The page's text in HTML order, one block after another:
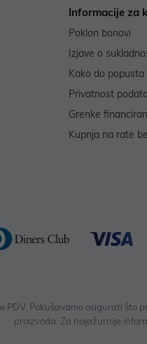
Informacije za
Poklon bonovi
Izjave o
Kako do popusta
Privatnost
Grenke
Kupnja na rate
PDV. Pokušavamo osigurati
proizvoda. Za najažurnije